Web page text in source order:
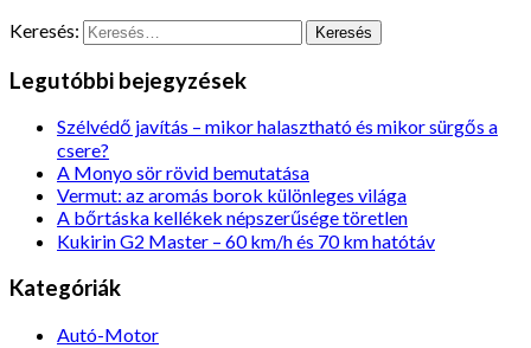
Keresés:
Legutóbbi bejegyzések
Szélvédő javítás – mikor halasztható és mikor sürgős a
csere?
A Monyo sör rövid bemutatása
Vermut: az aromás borok különleges világa
A bőrtáska kellékek népszerűsége töretlen
Kukirin G2 Master – 60 km/h és 70 km hatótáv
Kategóriák
Autó-Motor